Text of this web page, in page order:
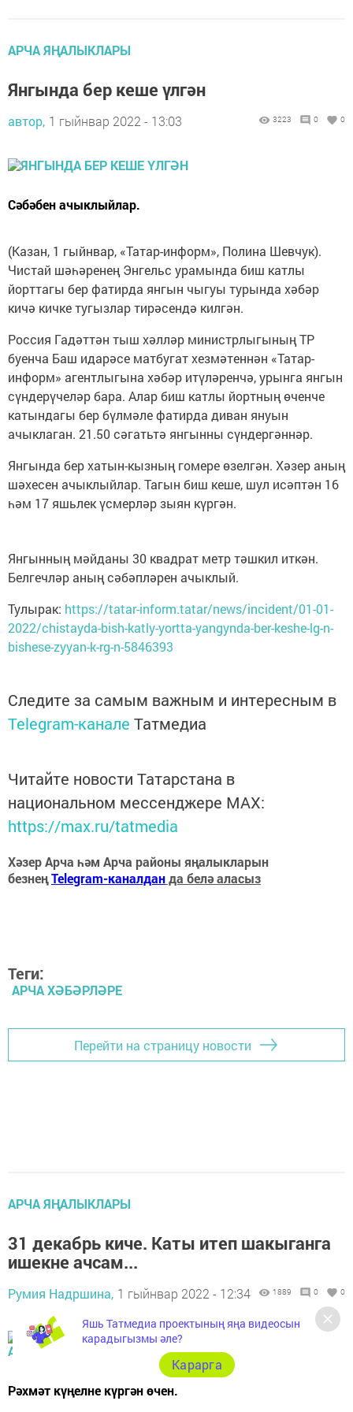
АРЧА ЯҢАЛЫКЛАРЫ
Янгында бер кеше үлгән
автор, 1 гыйнвар 2022 - 13:03 3223 0 0
Сәбәбен ачыклыйлар.
(Казан, 1 гыйнвар, «Татар-информ», Полина Шевчук).
Чистай шәһәренең Энгельс урамында биш катлы
йорттагы бер фатирда янгын чыгуы турында хәбәр
кичә кичке тугызлар тирәсендә килгән.
Россия Гадәттән тыш хәлләр министрлыгының ТР
буенча Баш идарәсе матбугат хезмәтеннән «Татар-
информ» агентлыгына хәбәр итүләренчә, урынга янгын
сүндерүчеләр бара. Алар биш катлы йортның өченче
катындагы бер бүлмәле фатирда диван януын
ачыклаган. 21.50 сәгатьтә янгынны сүндергәннәр.
Янгында бер хатын-кызның гомере өзелгән. Хәзер аның
шәхесен ачыклыйлар. Тагын биш кеше, шул исәптән 16
һәм 17 яшьлек үсмерләр зыян күргән.
Янгынның мәйданы 30 квадрат метр тәшкил иткән.
Белгечләр аның сәбәпләрен ачыклый.
Тулырак: https://tatar-inform.tatar/news/incident/01-01-
2022/chistayda-bish-katly-yortta-yangynda-ber-keshe-lg-n-
bishese-zyyan-k-rg-n-5846393
Следите за самым важным и интересным в
Telegram-канале Татмедиа
Читайте новости Татарстана в
национальном мессенджере MАХ:
https://max.ru/tatmedia
Хәзер Арча һәм Арча районы яңалыкларын
безнеңTelegram-каналданда белә аласыз
Теги:
АРЧА ХӘБӘРЛӘРЕ
Перейти на страницу новости
АРЧА ЯҢАЛЫКЛАРЫ
31 декабрь киче. Каты итеп шакыганга
ишекне ачсам...
Румия Надршина, 1 гыйнвар 2022 - 12:34 1889 0 0
Рәхмәт күңелне күргән өчен.
Яшь Татмедиа проектының яңа видеосын
карадыгызмы әле?
Карарга